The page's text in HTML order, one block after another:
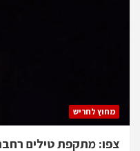
מחוץ לחריש
צפו: מתקפת טילים